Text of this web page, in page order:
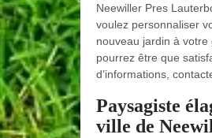
Neewiller Pres
voulez personnaliser
nouveau jardin à
pourrez être que
d’informations,
Paysagiste
ville de